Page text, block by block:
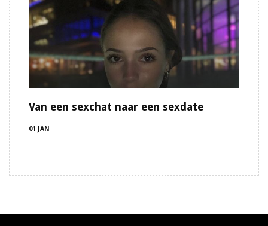
Van een sexchat naar een sexdate
01 JAN